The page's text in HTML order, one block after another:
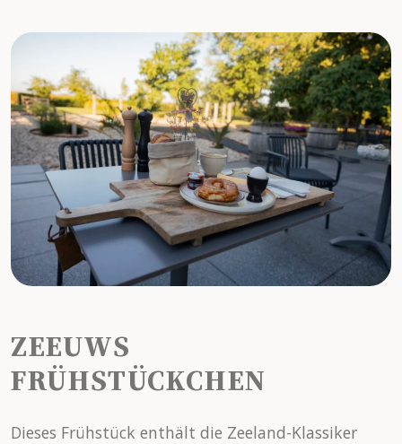
ZEEUWS
FRÜHSTÜCKCHEN
Dieses Frühstück enthält die Zeeland-Klassiker